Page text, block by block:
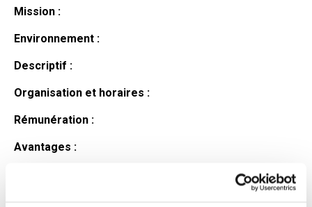
Mission :
Environnement :
Descriptif :
Organisation et horaires :
Rémunération :
Avantages :